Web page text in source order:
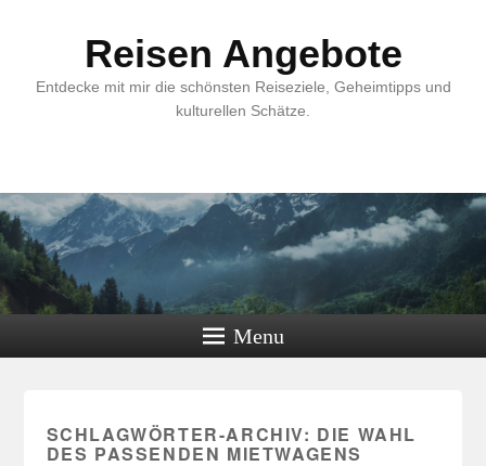
Reisen Angebote
Entdecke mit mir die schönsten Reiseziele, Geheimtipps und
kulturellen Schätze.
Menu
SCHLAGWÖRTER-ARCHIV: DIE WAHL
DES PASSENDEN MIETWAGENS